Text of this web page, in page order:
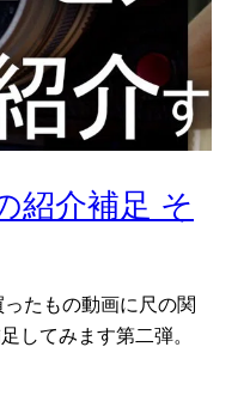
紹介補足 そ
たもの動画に尺の関
してみます第二弾。